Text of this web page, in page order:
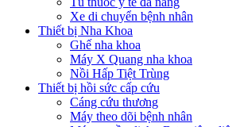
Xe di chuyển bệnh nhân
Thiết bị Nha Khoa
Ghế nha khoa
Máy X Quang nha khoa
Nồi Hấp Tiệt Trùng
Thiết bị hồi sức cấp cứu
Cáng cứu thương
Máy theo dõi bệnh nhân